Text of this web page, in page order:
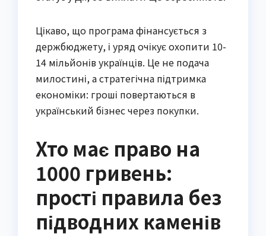
Цікаво, що програма фінансується з
держбюджету, і уряд очікує охопити 10-
14 мільйонів українців. Це не подача
милостині, а стратегічна підтримка
економіки: гроші повертаються в
український бізнес через покупки.
Хто має право на
1000 гривень:
прості правила без
підводних каменів